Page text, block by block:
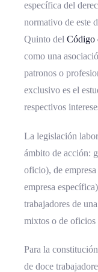
específica del
normativo de este
Quinto del Código
como una
patronos o
exclusivo es el
respectivos
La legislación
ámbito de acción:
oficio), de
empresa
trabajadores de
mixtos o de oficios
Para la
de doce